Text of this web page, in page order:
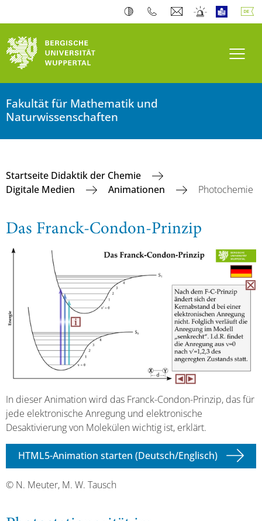
Fakultät für Mathematik und
Naturwissenschaften
Startseite Didaktik der Chemie
Digitale Medien
Animationen Photochemie
Das Franck-Condon-Prinzip
In dieser Animation wird das Franck-Condon-Prinzip, das für
jede elektronische Anregung und elektronische
Desaktivierung von Molekülen wichtig ist, erklärt.
HTML5-Animation starten (Deutsch/Englisch)
© N. Meuter, M. W. Tausch